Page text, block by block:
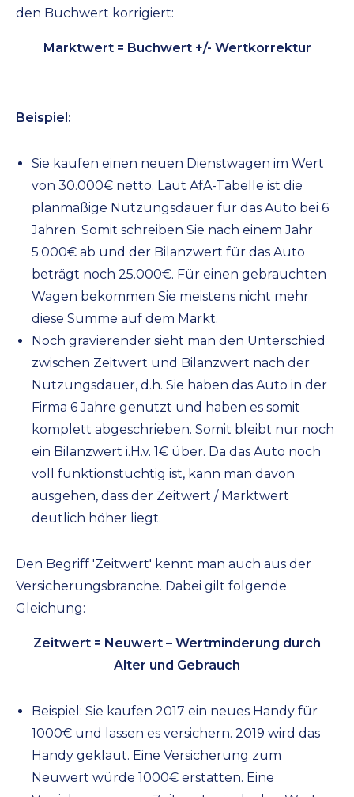
den Buchwert korrigiert:
Marktwert = Buchwert +/- Wertkorrektur
Beispiel:
Sie kaufen einen neuen Dienstwagen im Wert
von 30.000€ netto. Laut AfA-Tabelle ist die
planmäßige Nutzungsdauer für das Auto bei 6
Jahren. Somit schreiben Sie nach einem Jahr
5.000€ ab und der Bilanzwert für das Auto
beträgt noch 25.000€. Für einen gebrauchten
Wagen bekommen Sie meistens nicht mehr
diese Summe auf dem Markt.
Noch gravierender sieht man den Unterschied
zwischen Zeitwert und Bilanzwert nach der
Nutzungsdauer, d.h. Sie haben das Auto in der
Firma 6 Jahre genutzt und haben es somit
komplett abgeschrieben. Somit bleibt nur noch
ein Bilanzwert i.H.v. 1€ über. Da das Auto noch
voll funktionstüchtig ist, kann man davon
ausgehen, dass der Zeitwert / Marktwert
deutlich höher liegt.
Den Begriff 'Zeitwert' kennt man auch aus der
Versicherungsbranche. Dabei gilt folgende
Gleichung:
Zeitwert = Neuwert – Wertminderung durch
Alter und Gebrauch
Beispiel: Sie kaufen 2017 ein neues Handy für
1000€ und lassen es versichern. 2019 wird das
Handy geklaut. Eine Versicherung zum
Neuwert würde 1000€ erstatten. Eine